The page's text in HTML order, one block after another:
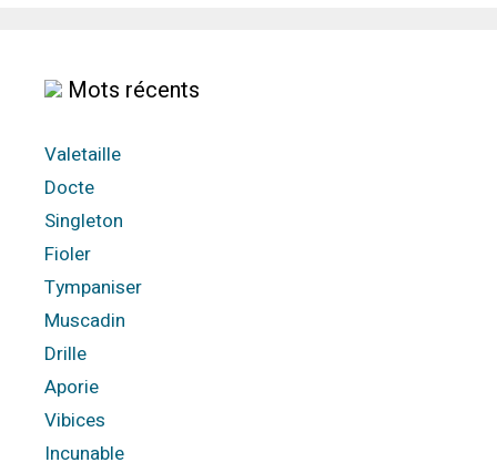
Mots récents
Valetaille
Docte
Singleton
Fioler
Tympaniser
Muscadin
Drille
Aporie
Vibices
Incunable